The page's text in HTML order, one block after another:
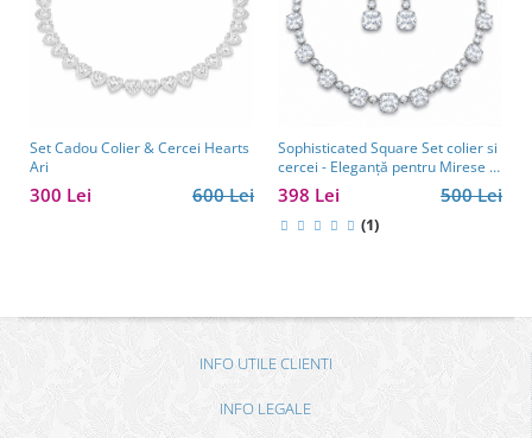
Set Cadou Colier & Cercei Hearts
Ari
600 Lei
300 Lei
Sophisticated Square Set colier si
cercei - Eleganță pentru Mirese și
Cadou Premium
500 Lei
398 Lei
(1)
INFO UTILE CLIENTI
INFO LEGALE